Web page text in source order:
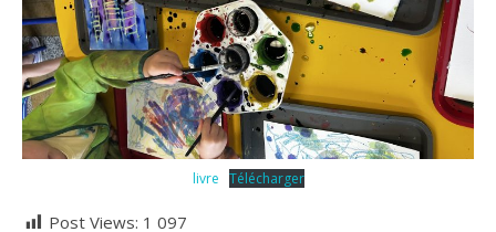
livre Télécharger
Post Views: 1 097